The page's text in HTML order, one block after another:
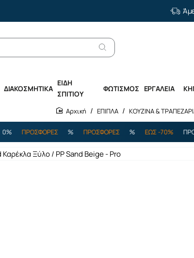
ΔΙΑΚΟΣΜΗΤΙΚΑ
ΕΙΔΗ
ΣΠΙΤΙΟΥ
ΦΩΤΙΣΜΟΣ ΕΡΓΑΛΕΙΑ
home
ΕΠΙΠΛΑ ΚΟΥΖΙΝΑ &
ΠΡΟΣΦΟΡΕΣ % ΠΡΟΣΦΟΡΕΣ % ΕΩΣ -70% ΠΡΟΣΦΟΡΕΣ